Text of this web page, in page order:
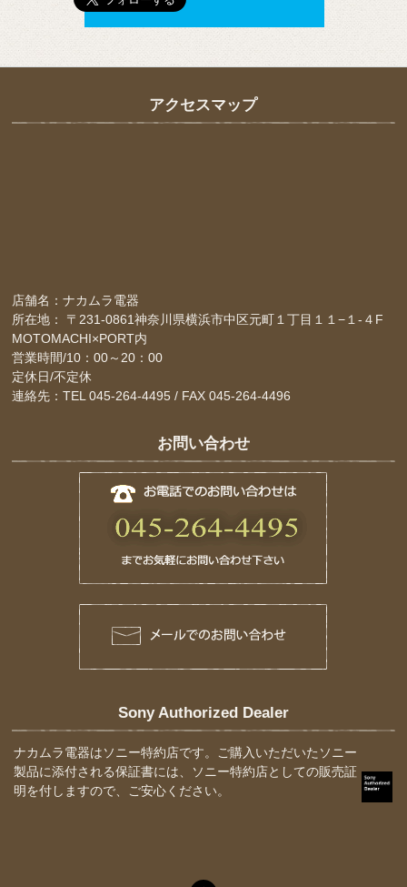
アクセスマップ
店舗名：ナカムラ電器
所在地： 〒231-0861神奈川県横浜市中区元町１丁目１１−１-４F
MOTOMACHI×PORT内
営業時間/10：00～20：00
定休日/不定休
連絡先：TEL 045-264-4495 / FAX 045-264-4496
お問い合わせ
Sony Authorized Dealer
ナカムラ電器はソニー特約店です。ご購入いただいたソニー
製品に添付される保証書には、ソニー特約店としての販売証
明を付しますので、ご安心ください。